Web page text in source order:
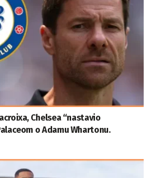
Chelsea “nastavio
o Adamu Whartonu.